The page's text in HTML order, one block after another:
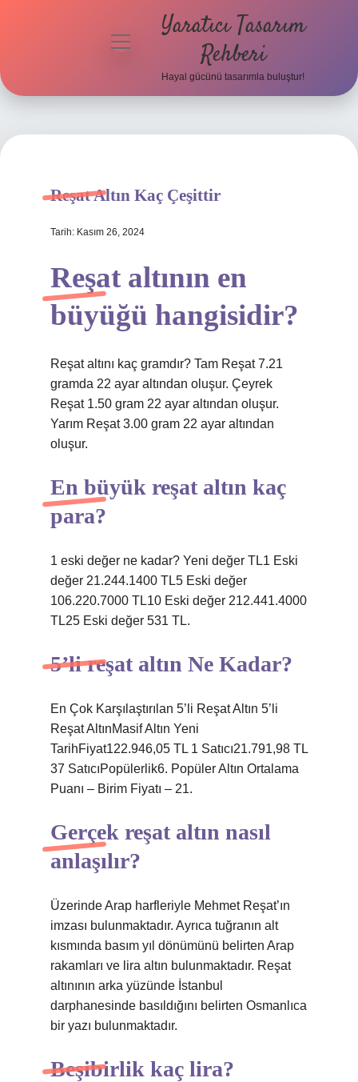
menüyü
Yaratıcı Tasarım
Rehberi
Hayal gücünü tasarımla buluştur!
Reşat Altın Kaç Çeşittir
Tarih: Kasım 26, 2024
Reşat altının en
büyüğü hangisidir?
Reşat altını kaç gramdır? Tam Reşat 7.21
gramda 22 ayar altından oluşur. Çeyrek
Reşat 1.50 gram 22 ayar altından oluşur.
Yarım Reşat 3.00 gram 22 ayar altından
oluşur.
En büyük reşat altın kaç
para?
1 eski değer ne kadar? Yeni değer TL1 Eski
değer 21.244.1400 TL5 Eski değer
106.220.7000 TL10 Eski değer 212.441.4000
TL25 Eski değer 531 TL.
5’li reşat altın Ne Kadar?
En Çok Karşılaştırılan 5’li Reşat Altın 5’li
Reşat AltınMasif Altın Yeni
TarihFiyat122.946,05 TL 1 Satıcı21.791,98 TL
37 SatıcıPopülerlik6. Popüler Altın Ortalama
Puanı – Birim Fiyatı – 21.
Gerçek reşat altın nasıl
anlaşılır?
Üzerinde Arap harfleriyle Mehmet Reşat’ın
imzası bulunmaktadır. Ayrıca tuğranın alt
kısmında basım yıl dönümünü belirten Arap
rakamları ve lira altın bulunmaktadır. Reşat
altınının arka yüzünde İstanbul
darphanesinde basıldığını belirten Osmanlıca
bir yazı bulunmaktadır.
Beşibirlik kaç lira?